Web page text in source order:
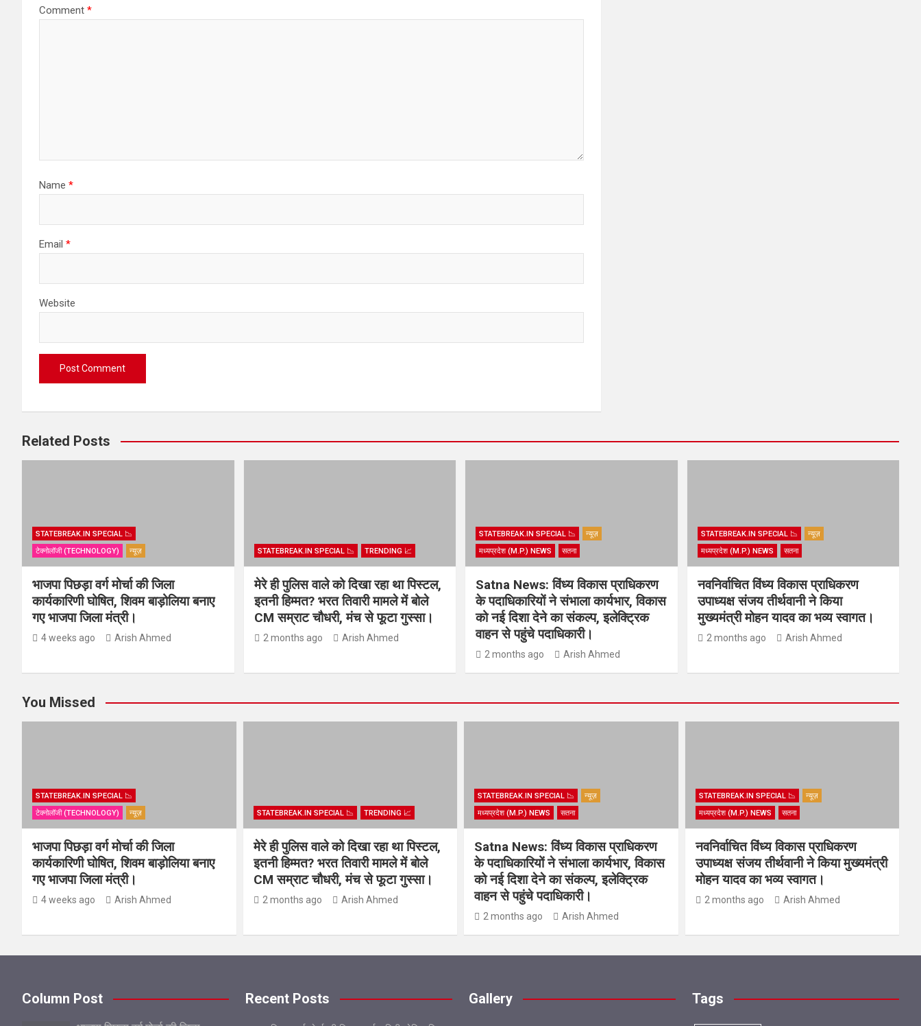
Comment *
Name *
Email *
Website
Related Posts
STATEBREAK.IN SPECIAL 📉
टेक्नोलॉजी (TECHNOLOGY)
न्यूज़
भाजपा पिछड़ा वर्ग मोर्चा की जिला
कार्यकारिणी घोषित, शिवम बाड़ोलिया बनाए
गए भाजपा जिला मंत्री।
4 weeks ago Arish Ahmed
STATEBREAK.IN SPECIAL 📉 TRENDING 📈
मेरे ही पुलिस वाले को दिखा रहा था पिस्टल,
इतनी हिम्मत? भरत तिवारी मामले में बोले
CM सम्राट चौधरी, मंच से फूटा गुस्सा।
2 months ago Arish Ahmed
STATEBREAK.IN SPECIAL 📉
न्यूज़
मध्यप्रदेश (M.P.) NEWS
सतना
Satna News: विंध्य विकास प्राधिकरण
के पदाधिकारियों ने संभाला कार्यभार, विकास
को नई दिशा देने का संकल्प, इलेक्ट्रिक
वाहन से पहुंचे पदाधिकारी।
2 months ago Arish Ahmed
STATEBREAK.IN SPECIAL 📉
न्यूज़
मध्यप्रदेश (M.P.) NEWS
सतना
नवनिर्वाचित विंध्य विकास प्राधिकरण
उपाध्यक्ष संजय तीर्थवानी ने किया
मुख्यमंत्री मोहन यादव का भव्य स्वागत।
2 months ago Arish Ahmed
You Missed
STATEBREAK.IN SPECIAL 📉
टेक्नोलॉजी (TECHNOLOGY)
न्यूज़
भाजपा पिछड़ा वर्ग मोर्चा की जिला
कार्यकारिणी घोषित, शिवम बाड़ोलिया बनाए
गए भाजपा जिला मंत्री।
4 weeks ago Arish Ahmed
STATEBREAK.IN SPECIAL 📉 TRENDING 📈
मेरे ही पुलिस वाले को दिखा रहा था पिस्टल,
इतनी हिम्मत? भरत तिवारी मामले में बोले
CM सम्राट चौधरी, मंच से फूटा गुस्सा।
2 months ago Arish Ahmed
STATEBREAK.IN SPECIAL 📉
न्यूज़
मध्यप्रदेश (M.P.) NEWS
सतना
Satna News: विंध्य विकास प्राधिकरण
के पदाधिकारियों ने संभाला कार्यभार, विकास
को नई दिशा देने का संकल्प, इलेक्ट्रिक
वाहन से पहुंचे पदाधिकारी।
2 months ago Arish Ahmed
STATEBREAK.IN SPECIAL 📉
न्यूज़
मध्यप्रदेश (M.P.) NEWS
सतना
नवनिर्वाचित विंध्य विकास प्राधिकरण
उपाध्यक्ष संजय तीर्थवानी ने किया मुख्यमंत्री
मोहन यादव का भव्य स्वागत।
2 months ago Arish Ahmed
Column Post Recent Posts Gallery Tags